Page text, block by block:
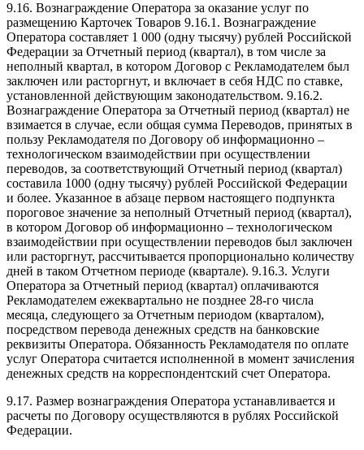
9.16. Вознаграждение Оператора за оказание услуг по
размещению Карточек Товаров 9.16.1. Вознаграждение
Оператора составляет 1 000 (одну тысячу) рублей Российской
Федерации за Отчетный период (квартал), в том числе за
неполный квартал, в котором Договор с Рекламодателем был
заключен или расторгнут, и включает в себя НДС по ставке,
установленной действующим законодательством. 9.16.2.
Вознаграждение Оператора за Отчетный период (квартал) не
взимается в случае, если общая сумма Переводов, принятых в
пользу Рекламодателя по Договору об информационно –
технологическом взаимодействии при осуществлении
переводов, за соответствующий Отчетный период (квартал)
составила 1000 (одну тысячу) рублей Российской Федерации
и более. Указанное в абзаце первом настоящего подпункта
пороговое значение за неполный Отчетный период (квартал),
в котором Договор об информационно – технологическом
взаимодействии при осуществлении переводов был заключен
или расторгнут, рассчитывается пропорционально количеству
дней в таком Отчетном периоде (квартале). 9.16.3. Услуги
Оператора за Отчетный период (квартал) оплачиваются
Рекламодателем ежеквартально не позднее 28-го числа
месяца, следующего за Отчетным периодом (кварталом),
посредством перевода денежных средств на банковские
реквизиты Оператора. Обязанность Рекламодателя по оплате
услуг Оператора считается исполненной в момент зачисления
денежных средств на корреспондентский счет Оператора.
9.17. Размер вознаграждения Оператора устанавливается и
расчеты по Договору осуществляются в рублях Российской
Федерации.